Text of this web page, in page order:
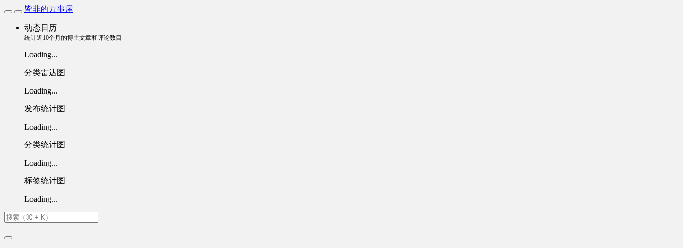
皆非的万事屋
动态日历
统计近10个月的博主文章和评论数目
Loading...
分类雷达图
Loading...
发布统计图
Loading...
分类统计图
Loading...
标签统计图
Loading...